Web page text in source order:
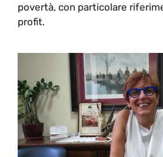
povertà, con particolare
profit.